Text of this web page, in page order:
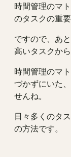
時間管理のマ
のタスクの重
ですので、あ
高いタスクか
時間管理のマ
づかずにいた
せんね。
日々多くのタ
の方法です。